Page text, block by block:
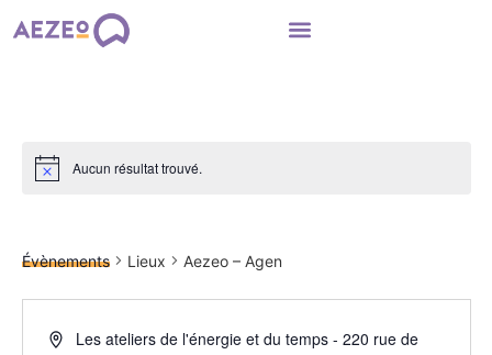
Aucun résultat trouvé.
Évènements Lieux Aezeo – Agen
Les ateliers de l'énergie et du temps - 220 rue de